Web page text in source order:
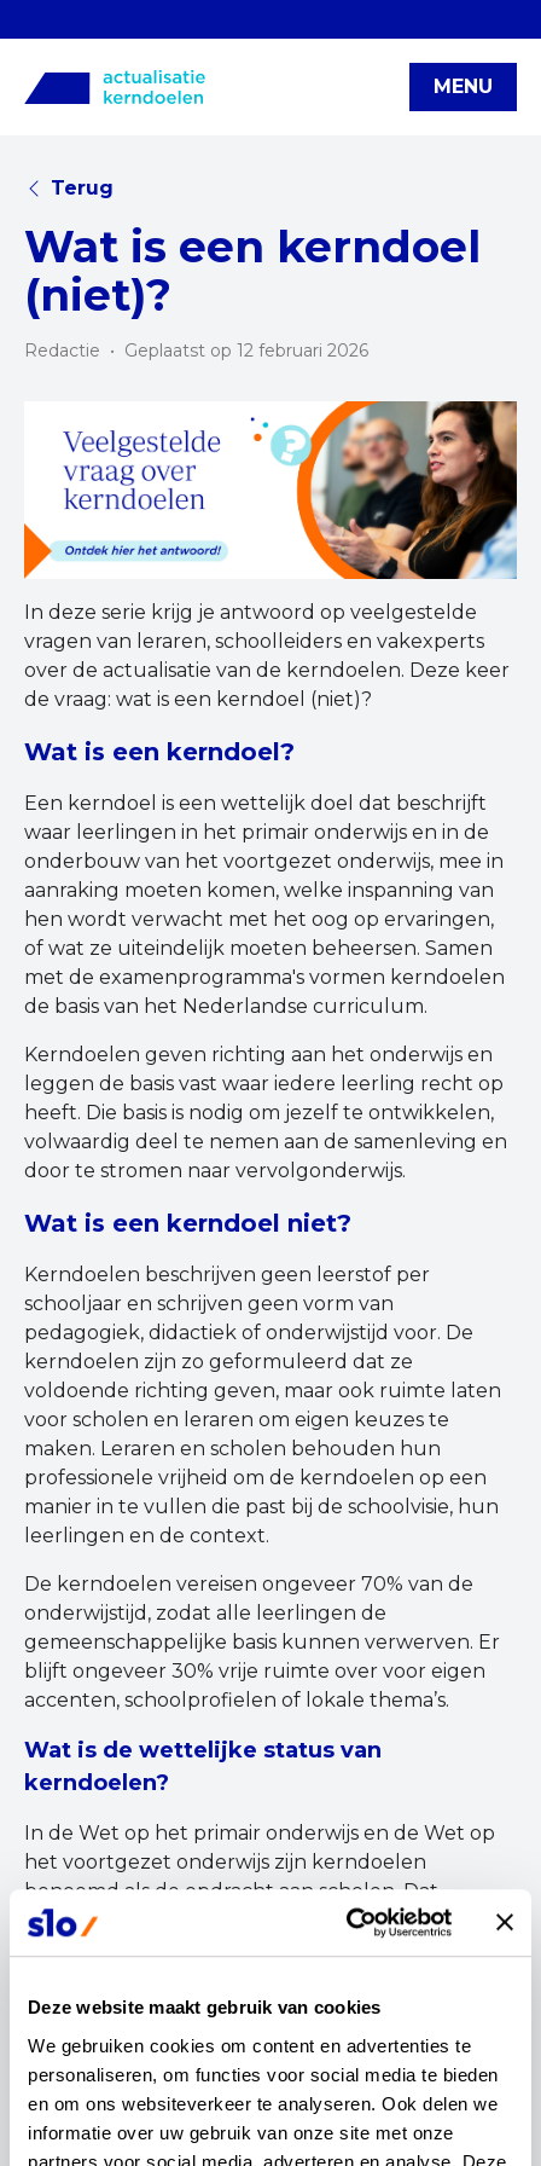
Deze website maakt gebruik van cookies
We gebruiken cookies om content en advertenties te
personaliseren, om functies voor social media te bieden
en om ons websiteverkeer te analyseren. Ook delen we
informatie over uw gebruik van onze site met onze
partners voor social media, adverteren en analyse. Deze
MENU
Terug
Wat is een kerndoel
(niet)?
Redactie • Geplaatst op 12 februari 2026
In deze serie krijg je antwoord op veelgestelde
vragen van leraren, schoolleiders en vakexperts
over de actualisatie van de kerndoelen. Deze keer
de vraag: wat is een kerndoel (niet)?
Wat is een kerndoel?
Een kerndoel is een wettelijk doel dat beschrijft
waar leerlingen in het primair onderwijs en in de
onderbouw van het voortgezet onderwijs, mee in
aanraking moeten komen, welke inspanning van
hen wordt verwacht met het oog op ervaringen,
of wat ze uiteindelijk moeten beheersen. Samen
met de examenprogramma's vormen kerndoelen
de basis van het Nederlandse curriculum.
Kerndoelen geven richting aan het onderwijs en
leggen de basis vast waar iedere leerling recht op
heeft. Die basis is nodig om jezelf te ontwikkelen,
volwaardig deel te nemen aan de samenleving en
door te stromen naar vervolgonderwijs.
Wat is een kerndoel niet?
Kerndoelen beschrijven geen leerstof per
schooljaar en schrijven geen vorm van
pedagogiek, didactiek of onderwijstijd voor. De
kerndoelen zijn zo geformuleerd dat ze
voldoende richting geven, maar ook ruimte laten
voor scholen en leraren om eigen keuzes te
maken. Leraren en scholen behouden hun
professionele vrijheid om de kerndoelen op een
manier in te vullen die past bij de schoolvisie, hun
leerlingen en de context.
De kerndoelen vereisen ongeveer 70% van de
onderwijstijd, zodat alle leerlingen de
gemeenschappelijke basis kunnen verwerven. Er
blijft ongeveer 30% vrije ruimte over voor eigen
accenten, schoolprofielen of lokale thema’s.
Wat is de wettelijke status van
kerndoelen?
In de Wet op het primair onderwijs en de Wet op
het voortgezet onderwijs zijn kerndoelen
benoemd als de opdracht aan scholen. Dat
betekent dat iedere school verplicht is het
beoogde curriculum op landelijk niveau.
Wat zijn functionele kerndoelen?
Leerlingen in het so en vso die doorstromen naar
vervolgonderwijs volgen dezelfde kerndoelen als